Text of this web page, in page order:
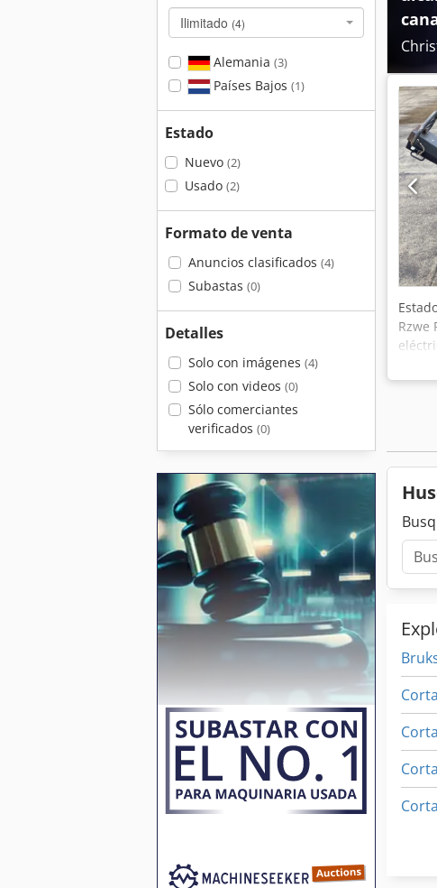
Ilimitado (4)
Alemania (3)
Países Bajos (1)
Estado
Nuevo (2)
Usado (2)
Formato de venta
Anuncios clasificados (4)
Subastas (0)
Detalles
Solo con imágenes (4)
Solo con videos (0)
Sólo comerciantes
verificados (0)
➡️
Rzwe